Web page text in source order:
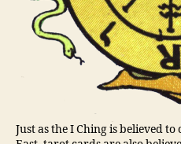
Just as the I Ching is believed